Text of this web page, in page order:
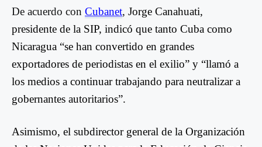
De acuerdo con Cubanet, Jorge Canahuati,
presidente de la SIP, indicó que tanto Cuba como
Nicaragua “se han convertido en grandes
exportadores de periodistas en el exilio” y “llamó a
los medios a continuar trabajando para neutralizar a
gobernantes autoritarios”.
Asimismo, el subdirector general de la Organización